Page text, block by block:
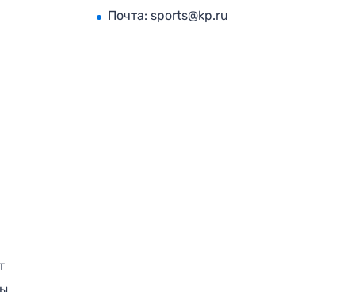
Почта: sports@kp.ru